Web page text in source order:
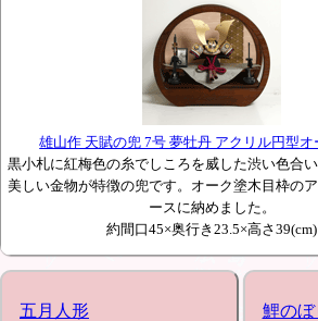
雄山作 天賦の兜 7号 夢牡丹 アクリル円型オ
黒小札に紅梅色の糸でしころを威した渋い色合
美しい金物が特徴の兜です。オーク塗木目枠の
ースに納めました。
約間口45×奥行き23.5×高さ39(cm)
五月人形 鯉のぼ